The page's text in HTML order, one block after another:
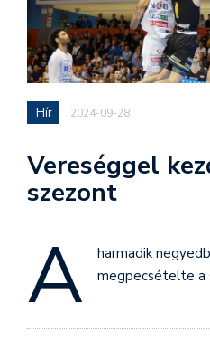
Hír 2024-09-28
Vereséggel
szezont
A
harmadik
megpecsételte a